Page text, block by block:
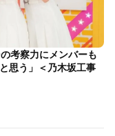
考察力にメンバーも
思う」＜乃木坂工事